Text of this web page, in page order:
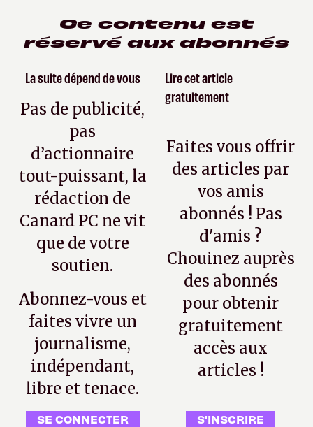
Ce contenu est
réservé aux abonnés
La suite dépend de vous
Pas de publicité,
pas
d’actionnaire
tout-puissant, la
rédaction de
Canard PC ne vit
que de votre
soutien.
Abonnez-vous et
faites vivre un
journalisme,
indépendant,
libre et tenace.
SE CONNECTER
Lire cet article
gratuitement
Faites vous offrir
des articles par
vos amis
abonnés ! Pas
d'amis ?
Chouinez auprès
des abonnés
pour obtenir
gratuitement
accès aux
articles !
S'INSCRIRE